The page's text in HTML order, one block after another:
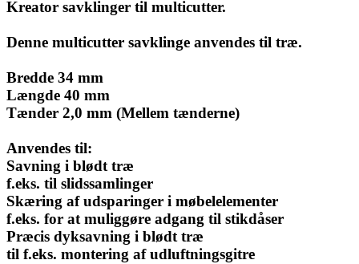
Kreator savklinger til multicutter.
Denne multicutter savklinge anvendes til træ.
Bredde 34 mm
Længde 40 mm
Tænder 2,0 mm (Mellem tænderne)
Anvendes til:
Savning i blødt træ
f.eks. til slidssamlinger
Skæring af udsparinger i møbelelementer
f.eks. for at muliggøre adgang til stikdåser
Præcis dyksavning i blødt træ
til f.eks. montering af udluftningsgitre